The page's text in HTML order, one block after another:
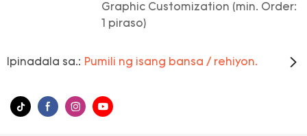
Graphic Customization (min. Order:
1 piraso)
Ipinadala sa.: Pumili ng isang bansa / rehiyon.